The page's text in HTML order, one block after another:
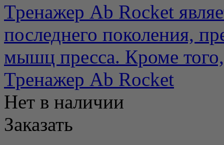
Тренажер Ab Rocket
последнего поколения,
мышц пресса. Кроме
Тренажер Ab Rocket
Нет в наличии
Заказать